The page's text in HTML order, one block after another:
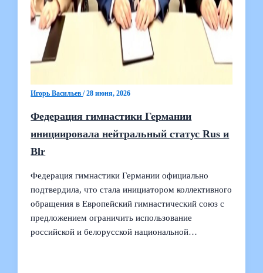
Игорь Васильев/28 июня, 2026
Федерация гимнастики Германии
инициировала нейтральный статус Rus и
Blr
Федерация гимнастики Германии официально
подтвердила, что стала инициатором коллективного
обращения в Европейский гимнастический союз с
предложением ограничить использование
российской и белорусской национальной…